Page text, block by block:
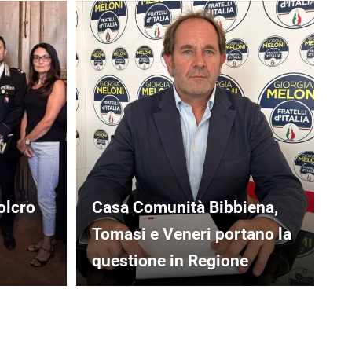
Casa Comunità Bibbiena,
Tomasi e Veneri portano la
questione in Regione